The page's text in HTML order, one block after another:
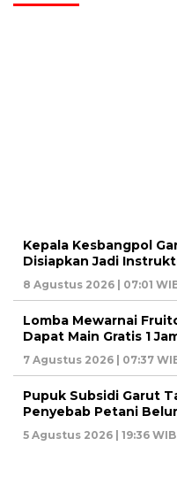
Kepala Kesbangpol
Disiapkan Jadi
8 Agustus 2026 | 07:01
Lomba Mewarnai
Dapat Main Gratis 1
7 Agustus 2026 | 07:37
Pupuk Subsidi Garut
Penyebab Petani
5 Agustus 2026 | 19:36 WIB